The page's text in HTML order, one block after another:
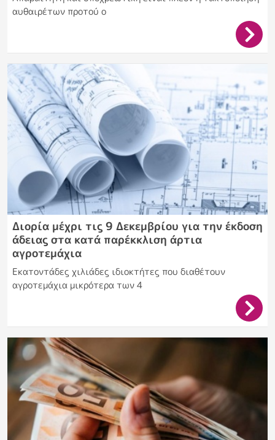
αυθαιρέτων προτού ο
Διορία μέχρι τις 9 Δεκεμβρίου για την έκδοση
άδειας στα κατά παρέκκλιση άρτια
αγροτεμάχια
Εκατοντάδες χιλιάδες ιδιοκτήτες που διαθέτουν
αγροτεμάχια μικρότερα των 4